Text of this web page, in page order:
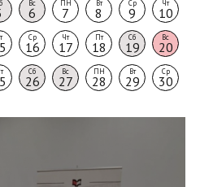
Вс
6
ПН
7
Вт
8
Ср
9
Чт
10
Ср
16
Чт
17
Пт
18
Сб
19
Вс
20
Сб
26
Вс
27
ПН
28
Вт
29
Ср
30